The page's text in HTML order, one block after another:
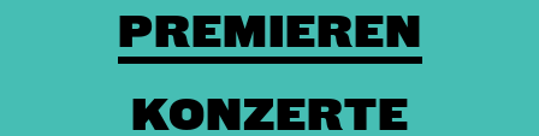
PREMIEREN
KONZERTE